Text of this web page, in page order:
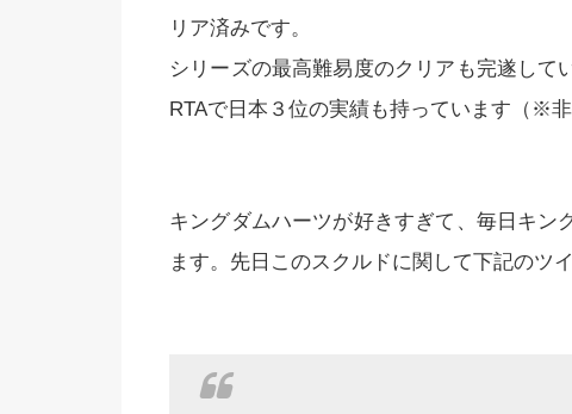
リア済みです。
シリーズの最高難易度のクリアも完遂して
RTAで日本３位の実績も持っています（※非
キングダムハーツが好きすぎて、毎日キン
ます。先日このスクルドに関して下記のツ